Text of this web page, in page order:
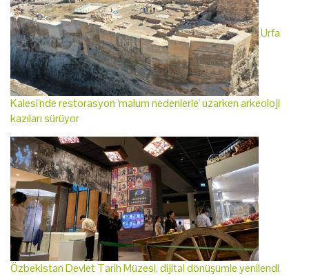
Urfa
Kalesi'nde restorasyon 'malum nedenlerle' uzarken arkeoloji
kazıları sürüyor
Özbekistan Devlet Tarih Müzesi, dijital dönüşümle yenilendi